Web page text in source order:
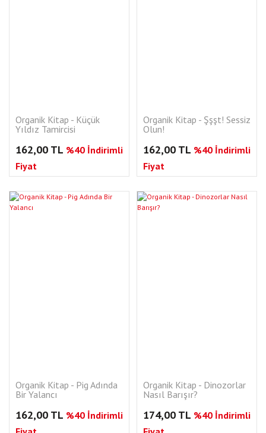
Organik Kitap - Küçük
Yıldız Tamircisi
162,00 TL %40 İndirimli
Fiyat
Organik Kitap - Şşşt! Sessiz
Olun!
162,00 TL %40 İndirimli
Fiyat
Organik Kitap - Pig Adında
Bir Yalancı
162,00 TL %40 İndirimli
Organik Kitap - Dinozorlar
Nasıl Barışır?
174,00 TL %40 İndirimli